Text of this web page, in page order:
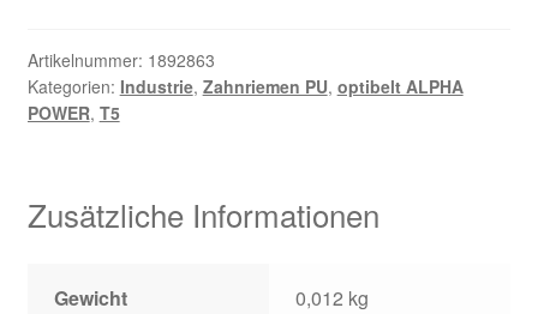
Zahlungsarten
AP
Menge
Artikelnummer: 1892863
Kategorien: Industrie, Zahnriemen PU, optibelt ALPHA
POWER, T5
Zusätzliche Informationen
Gewicht 0,012 kg